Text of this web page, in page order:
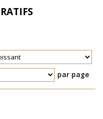
par page